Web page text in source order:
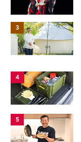
3
4
5